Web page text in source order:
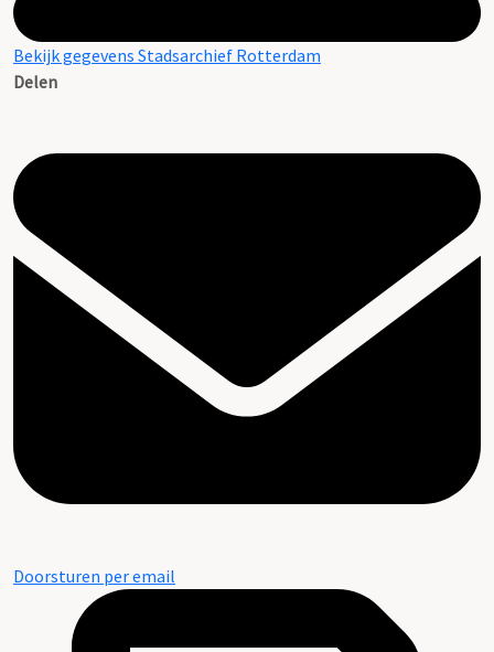
Bekijk gegevens Stadsarchief Rotterdam
Delen
Doorsturen per email